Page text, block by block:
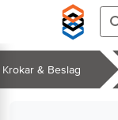
Hoppa till huvudinnehåll
Krokar & Beslag